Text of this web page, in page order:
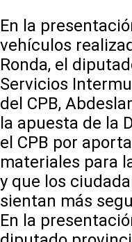
En la
vehículos
Ronda, el
Servicios
del CPB,
la apuesta de la
el CPB por
materiales para
y que los
sientan más
En la